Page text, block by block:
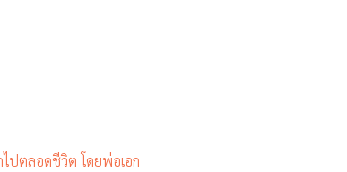
ปตลอดชีวิต โดยพ่อเอก